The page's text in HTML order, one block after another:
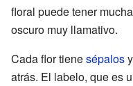
floral puede tener
oscuro muy llamativo.
Cada flor tienesépalosy
atrás. El labelo, que es